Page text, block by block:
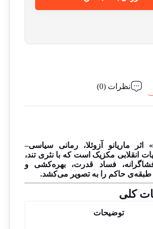
نظرات (0)
اثر ماریانو آزوئلا، رمانی سیاسی–
انقلابی مکزیک است که با نثری تند،
فساد قدرت، بهره‌کشی و
حاکم را به تصویر می‌کشد.
کلی
توضیحات